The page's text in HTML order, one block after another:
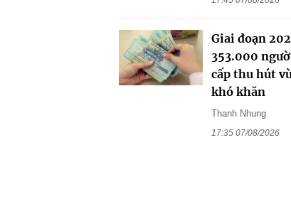
Giai đoạn
353.000
cấp thu hút
khó khăn
Thanh Nhung
17:35 07/08/2026